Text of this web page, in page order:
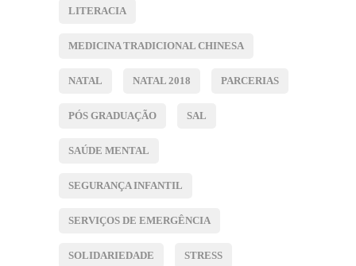
LITERACIA
MEDICINA TRADICIONAL CHINESA
NATAL NATAL 2018 PARCERIAS
PÓS GRADUAÇÃO SAL
SAÚDE MENTAL
SEGURANÇA INFANTIL
SERVIÇOS DE EMERGÊNCIA
SOLIDARIEDADE STRESS